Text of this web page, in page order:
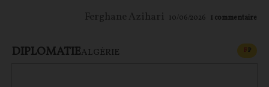
Ferghane Azihari 10/06/2026 1 commentaire
DIPLOMATIEALGÉRIE FP